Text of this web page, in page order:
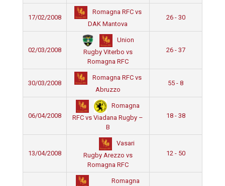
17/02/2008
Romagna RFC vs
DAK Mantova
26 - 30
02/03/2008
Union
Rugby Viterbo vs
Romagna RFC
26 - 37
30/03/2008
Romagna RFC vs
Abruzzo
55 - 8
06/04/2008
Romagna
RFC vs Viadana Rugby –
B
18 - 38
13/04/2008
Vasari
Rugby Arezzo vs
Romagna RFC
12 - 50
Romagna